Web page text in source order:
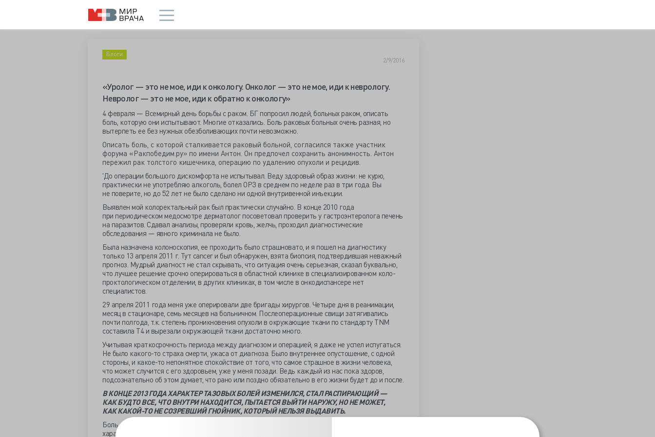
Блоги
2/9/2016
«Уролог — это не мое, иди к онкологу. Онколог — это не мое, иди к неврологу.
Невролог — это не мое, иди к обратно к онкологу»
4 февраля — Всемирный день борьбы с раком. БГ попросил людей, больных раком, описать
боль, которую они испытывают. Многие отказались. Боль раковых больных очень разная, но
вытерпеть ее без нужных обезболивающих почти невозможно.
Описать боль, с которой сталкивается раковый больной, согласился также участник
форума «Ракпобедим.ру» по имени Антон. Он предпочел сохранить анонимность. Антон
пережил рак толстого кишечника, операцию по удалению опухоли и рецидив.
'До операции большого дискомфорта не испытывал. Веду здоровый образ жизни: не курю,
практически не употребляю алкоголь, болел ОРЗ в среднем по неделе раз в три года. Вы
не поверите, но до 52 лет не было сделано ни одной внутривенной инъекции.
Выявлен мой колоректальный рак был практически случайно. В конце 2010 года
при периодическом медосмотре дерматолог посоветовал проверить у гастроэнтеролога печень
на паразитов. Сдавал анализы, проверяли кровь, желчь, проходил диагностические
обследования — явного криминала не было.
Была назначена колоноскопия, ее проходить было страшновато, и я пошел на диагностику
только 13 апреля 2011 г. Тут cancer и был обнаружен, взята биопсия, подтвердившая неважный
прогноз. Мудрый диагност не стал скрывать, что ситуация очень серьезная, сказал буквально,
что лучшее решение срочно оперироваться в областной клинике в специализированном коло-
проктологическом отделении, в других клиниках, в том числе в онкодиспансере нет
специалистов.
29 апреля 2011 года меня уже оперировали две бригады хирургов. Четыре дня в реанимации,
месяц в стационаре, семь месяцев на больничном. Послеоперационные свищи затягивались
почти полгода, т.к. степень проникновения опухоли в окружающие ткани по стандарту TNM
составила Т4 и вырезали окружающей ткани достаточно много.
Учитывая краткосрочность периода между диагнозом и операцией, я даже не успел испугаться.
Не было какого-то страха смерти, ужаса от диагноза. Было внутреннее опустошение, с одной
стороны, и какое-то непонятное спокойствие от того, что самое страшное в жизни человека,
что может случится с его здоровьем, уже у меня позади. Ведь каждый из нас пока здоров,
подсознательно об этом думает, что рано или поздно обязательно в его жизни будет до и после.
В КОНЦЕ 2013 ГОДА ХАРАКТЕР ТАЗОВЫХ БОЛЕЙ ИЗМЕНИЛСЯ, СТАЛ РАСПИРАЮЩИЙ —
КАК БУДТО ВСЕ, ЧТО ВНУТРИ НАХОДИТСЯ, ПЫТАЕТСЯ ВЫЙТИ НАРУЖУ, НО НЕ МОЖЕТ,
КАК КАКОЙ-ТО НЕ СОЗРЕВШИЙ ГНОЙНИК, КОТОРЫЙ НЕЛЬЗЯ ВЫДАВИТЬ.
Боль появилась после операции, боль, как от травмы острая. По мере затягивания и зарастания
характер ее стал меняться от острой до тянущей на месте срастания мышц на поверхности